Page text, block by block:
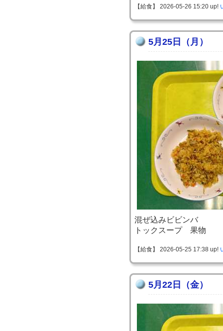
【給食】 2026-05-26 15:20 up!
5月25日（月）
混ぜ込みビビンバ
トックスープ 果物
【給食】 2026-05-25 17:38 up!
5月22日（金）